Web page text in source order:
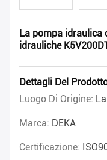
La pompa idraulica
idrauliche
Dettagli Del
Luogo Di Origine:
Marca: DEKA
Certificazione: